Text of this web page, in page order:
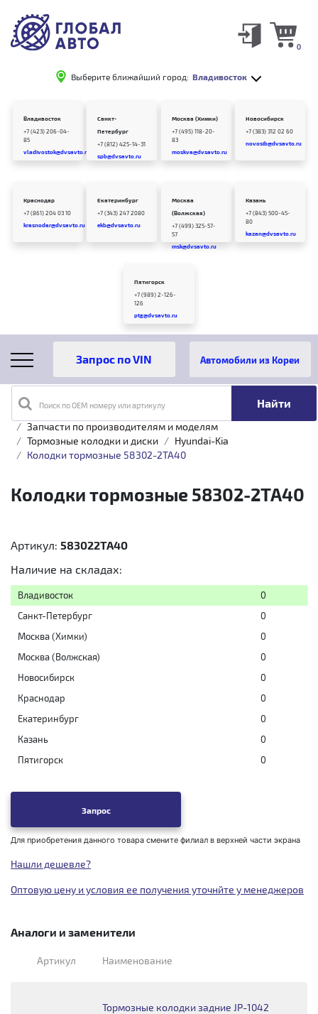
Выберите ближайший город: Владивосток
0
Владивосток
+7 (423) 206-04-
85
vladivostok@dvsavto.ru
Санкт-
Петербург
+7 (812) 425-14-31
spb@dvsavto.ru
Москва (Химки)
+7 (495) 118-20-
83
moskva@dvsavto.ru
Новосибирск
+7 (383) 312 02 60
novosib@dvsavto.ru
Краснодар
+7 (861) 204 03 10
krasnodar@dvsavto.ru
Екатеринбург
+7 (343) 247 2080
ekb@dvsavto.ru
Москва
(Волжская)
+7 (499) 325-57-
57
msk@dvsavto.ru
Казань
+7 (843) 500-45-
80
kazan@dvsavto.ru
Пятигорск
+7 (989) 2-126-
126
ptg@dvsavto.ru
Поиск по OEM номеру или артикулу
Автомобили из Кореи
Главная
Каталог товаров
Запчасти по производителям и моделям
Тормозные колодки и диски
Hyundai-Kia
Колодки тормозные 58302-2TA40
Колодки тормозные 58302-2TA40
Артикул: 583022TA40
Наличие на складах:
Владивосток
0
Санкт-Петербург
0
Москва (Химки)
0
Москва (Волжская)
0
Новосибирск
0
Краснодар
0
Екатеринбург
0
Казань
0
Пятигорск
0
Запрос
Для приобретения данного товара смените филиал в верхней части экрана
Нашли дешевле?
Оптовую цену и условия ее получения уточнйте у менеджеров
Аналоги и заменители
Артикул Наименование
Тормозные колодки задние JP-1042